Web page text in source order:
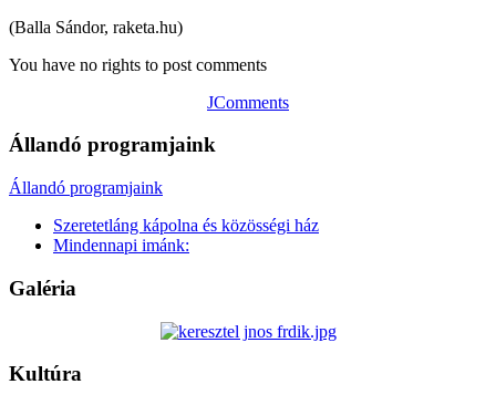
(Balla Sándor, raketa.hu)
You have no rights to post comments
JComments
Állandó programjaink
Állandó programjaink
Szeretetláng kápolna és közösségi ház
Mindennapi imánk:
Galéria
Kultúra